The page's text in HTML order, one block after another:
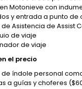
Motonieve con
y entrada a punto
Asistencia de Assist
de viaje
de viaje
el precio
de índole personal
a guías y choferes